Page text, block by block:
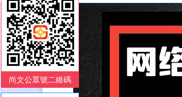
尚文公眾號二維碼